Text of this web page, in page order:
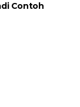
Contoh